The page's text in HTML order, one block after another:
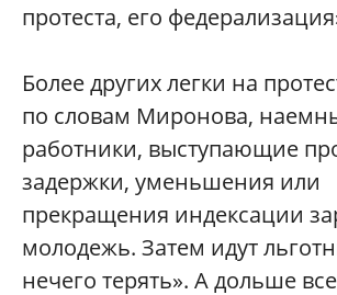
протеста, его
Более других легки на
по словам Миронова,
работники, выступающие
задержки, уменьшения или
прекращения индексации
молодежь. Затем идут
нечего терять». А дольше